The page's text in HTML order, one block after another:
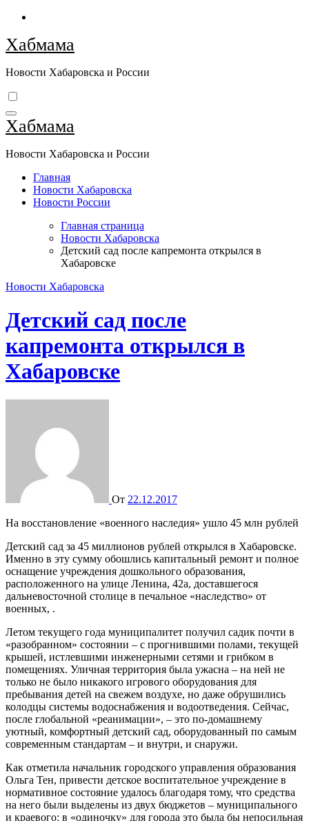
Перейти
содержимому
Хабмама
Новости Хабаровска и России
Хабмама
Новости Хабаровска и России
Главная
Новости Хабаровска
Новости России
Главная страница
Новости Хабаровска
Детский сад после капремонта открылся в
Хабаровске
Новости Хабаровска
Детский сад после
капремонта открылся в
Хабаровске
От 22.12.2017
На восстановление «военного наследия» ушло 45 млн рублей
Детский сад за 45 миллионов рублей открылся в Хабаровске.
Именно в эту сумму обошлись капитальный ремонт и полное
оснащение учреждения дошкольного образования,
расположенного на улице Ленина, 42а, доставшегося
дальневосточной столице в печальное «наследство» от
военных, .
Летом текущего года муниципалитет получил садик почти в
«разобранном» состоянии – с прогнившими полами, текущей
крышей, истлевшими инженерными сетями и грибком в
помещениях. Уличная территория была ужасна – на ней не
только не было никакого игрового оборудования для
пребывания детей на свежем воздухе, но даже обрушились
колодцы системы водоснабжения и водоотведения. Сейчас,
после глобальной «реанимации», – это по-домашнему
уютный, комфортный детский сад, оборудованный по самым
современным стандартам – и внутри, и снаружи.
Как отметила начальник городского управления образования
Ольга Тен, привести детское воспитательное учреждение в
нормативное состояние удалось благодаря тому, что средства
на него были выделены из двух бюджетов – муниципального
и краевого: в «одиночку» для города это была бы непосильная